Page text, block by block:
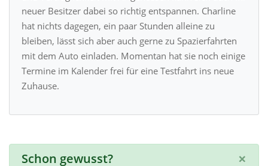
neuer Besitzer dabei so richtig entspannen. Charline
hat nichts dagegen, ein paar Stunden alleine zu
bleiben, lässt sich aber auch gerne zu Spazierfahrten
mit dem Auto einladen. Momentan hat sie noch einige
Termine im Kalender frei für eine Testfahrt ins neue
Zuhause.
×
Schon gewusst?